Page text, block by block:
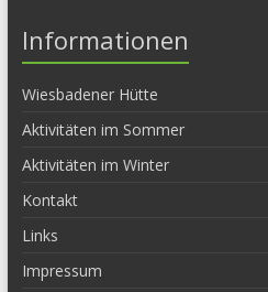
Informationen
Wiesbadener Hütte
Aktivitäten im Sommer
Aktivitäten im Winter
Kontakt
Links
Impressum